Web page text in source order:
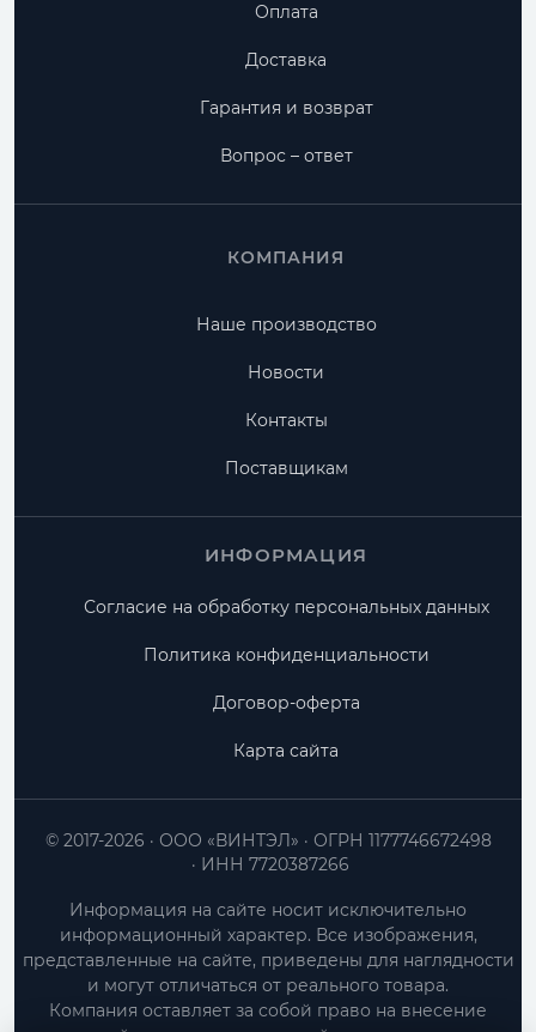
Оплата
Доставка
Гарантия и возврат
Вопрос – ответ
КОМПАНИЯ
Наше производство
Новости
Контакты
Поставщикам
ИНФОРМАЦИЯ
Согласие на обработку персональных данных
Политика конфиденциальности
Договор-оферта
Карта сайта
ООО «ВИНТЭЛ»
ОГРН 1177746672498
ИНН 7720387266
© 2017-2026
Информация на сайте носит исключительно
информационный характер. Все изображения,
представленные на сайте, приведены для наглядности
и могут отличаться от реального товара.
Компания оставляет за собой право на внесение